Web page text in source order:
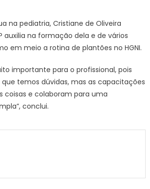
na pediatria, Cristiane de Oliveira
auxilia na formação dela e de vários
em meio a rotina de plantões no HGNI.
importante para o profissional, pois
temos dúvidas, mas as capacitações
coisas e colaboram para uma
conclui.